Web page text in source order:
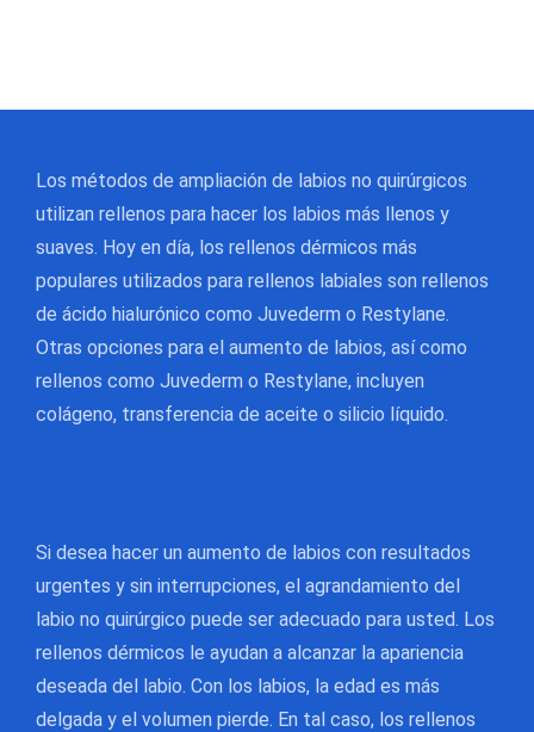
Los métodos de ampliación de labios no quirúrgicos
utilizan rellenos para hacer los labios más llenos y
suaves. Hoy en día, los rellenos dérmicos más
populares utilizados para rellenos labiales son rellenos
de ácido hialurónico como Juvederm o Restylane.
Otras opciones para el aumento de labios, así como
rellenos como Juvederm o Restylane, incluyen
colágeno, transferencia de aceite o silicio líquido.
Si desea hacer un aumento de labios con resultados
urgentes y sin interrupciones, el agrandamiento del
labio no quirúrgico puede ser adecuado para usted. Los
rellenos dérmicos le ayudan a alcanzar la apariencia
deseada del labio. Con los labios, la edad es más
delgada y el volumen pierde. En tal caso, los rellenos